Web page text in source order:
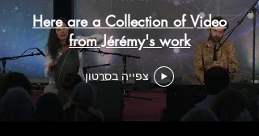
Here are a Collection of Video
from Jérémy's work
צפייה בסרטון